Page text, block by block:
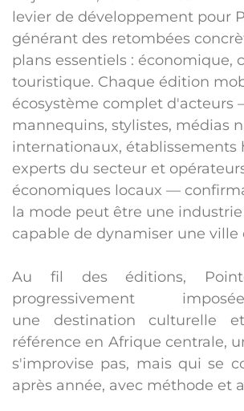
levier de développement pour
générant des retombées
plans essentiels : économique,
touristique. Chaque édition
écosystème complet d'acteurs
mannequins, stylistes, médias
internationaux, établissements
experts du secteur et
économiques locaux —
la mode peut être une
capable de dynamiser une ville
Au fil des éditions,
progressivement
une destination culturelle
référence en Afrique centrale,
s'improvise pas, mais qui se
après année, avec méthode et